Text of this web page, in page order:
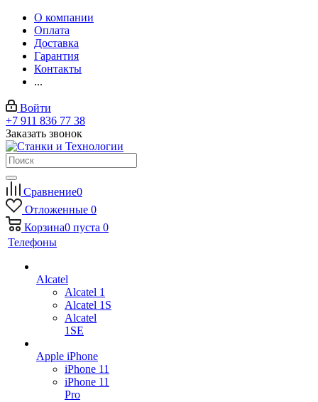
О компании
Оплата
Доставка
Гарантия
Контакты
...
Войти
+7 911 836 77 38
Заказать звонок
Сравнение0
Отложенные 0
Корзина0 пуста 0
Телефоны
Alcatel
Alcatel 1
Alcatel 1S
Alcatel
1SE
Apple iPhone
iPhone 11
iPhone 11
Pro